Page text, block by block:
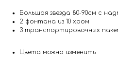
Большая звезда 80-90см с
2 фонтана из 10 хром
3 транспортировочных
Цвета можно изменить